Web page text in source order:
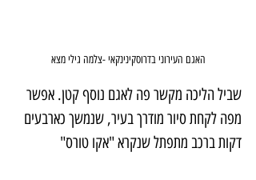
האגם העירוני בדרוסקינינקאי -צלמה גילי מצא
שביל הליכה מקשר פה לאגם נוסף קטן. אפשר
מפה לקחת סיור מודרך בעיר, שנמשך כארבעים
דקות ברכב מתפתל שנקרא "אקו טורס"